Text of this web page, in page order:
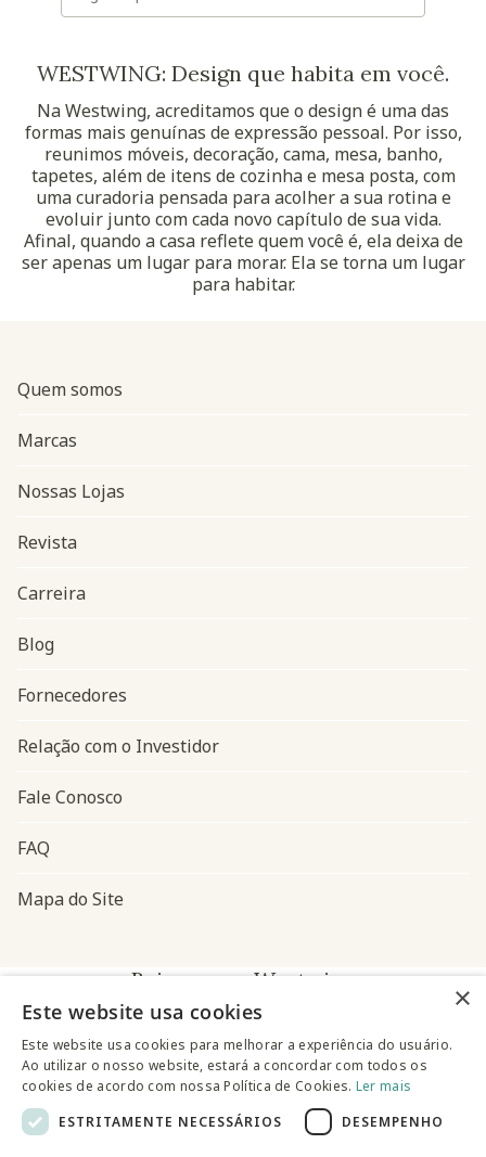
WESTWING: Design que habita em você.
Na Westwing, acreditamos que o design é uma das
formas mais genuínas de expressão pessoal. Por isso,
reunimos móveis, decoração, cama, mesa, banho,
tapetes, além de itens de cozinha e mesa posta, com
uma curadoria pensada para acolher a sua rotina e
evoluir junto com cada novo capítulo de sua vida.
Afinal, quando a casa reflete quem você é, ela deixa de
ser apenas um lugar para morar. Ela se torna um lugar
para habitar.
Navegação do rodapé
Quem somos
Marcas
Nossas Lojas
Revista
Carreira
Blog
Fornecedores
Relação com o Investidor
Fale Conosco
FAQ
Mapa do Site
Baixe o app Westwing
×
Este website usa cookies
Este website usa cookies para melhorar a experiência do usuário.
Ao utilizar o nosso website, estará a concordar com todos os
cookies de acordo com nossa Política de Cookies. Ler mais
ESTRITAMENTE NECESSÁRIOS
DESEMPENHO